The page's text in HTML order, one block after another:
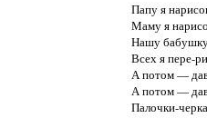
Папу я
Маму я
Нашу
Всех я пере-
А потом —
А потом —
Палочки-